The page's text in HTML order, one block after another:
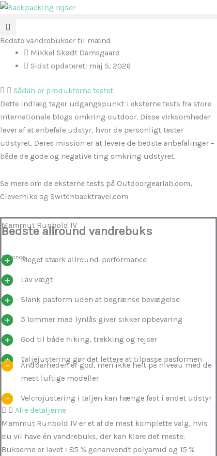
Gå
indholdet
Bedste vandrebukser til mænd
Mikkel Skødt Damsgaard
Sidst opdateret: maj 5, 2026
Sådan er produkterne testet
Dette indlæg tager udgangspunkt i eksterne tests fra store
internationale blogs omkring outdoor. Disse virksomheder
lever af at anbefale udstyr, hvor de personligt tester
udstyret. Deres mission er at levere de bedste anbefalinger –
både de gode og negative ting omkring udstyret.
Se mere om de eksterne tests på Outdoorgearlab.com,
Cleverhike og Switchbacktravel.com
Mammut Runbold IV
Bedste allround vandrebuks
AnnonceMeget stærk allround-performance
Lav vægt
Slank pasform uden at begrænse bevægelse
5 lommer med lynlås giver sikker opbevaring
God til både hiking, trekking og rejser
Taljejustering gør det lettere at tilpasse pasformen
Åndbarheden er god, men ikke helt på niveau med de
mest luftige modeller
Velcrojustering i taljen kan hænge fast i andet udstyr
Alle detaljerne
Mammut Runbold IV er et af de mest komplette valg, hvis
du vil have én vandrebuks, der kan klare det meste.
Bukserne er lavet i 85 % genanvendt polyamid og 15 %